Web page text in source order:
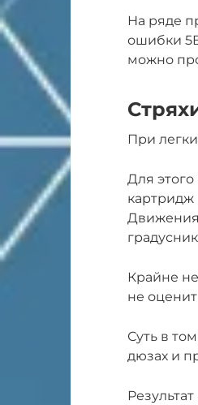
На ряде
ошибки
можно
При
Для
картридж
Движения
Крайне
не
Суть в
дюзах и